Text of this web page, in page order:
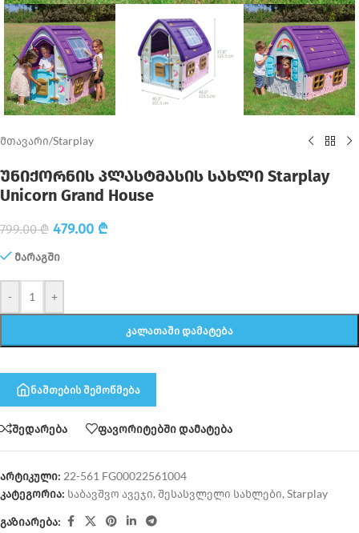
მთავარი/Starplay
უნიქორნის პლასტმასის სახლი Starplay
Unicorn Grand House
799.00₾ 479.00 ₾
მარაგში
- +
ᲙᲐᲚᲐᲗᲐᲨᲘ ᲓᲐᲛᲐᲢᲔᲑᲐ
ნაშთების შემოწმება
შედარება ფავორიტებში დამატება
არტიკული: 22-561 FG00022561004
კატეგორია: საბავშვო ავეჯი, შესასვლელი სახლები, Starplay
გაზიარება: